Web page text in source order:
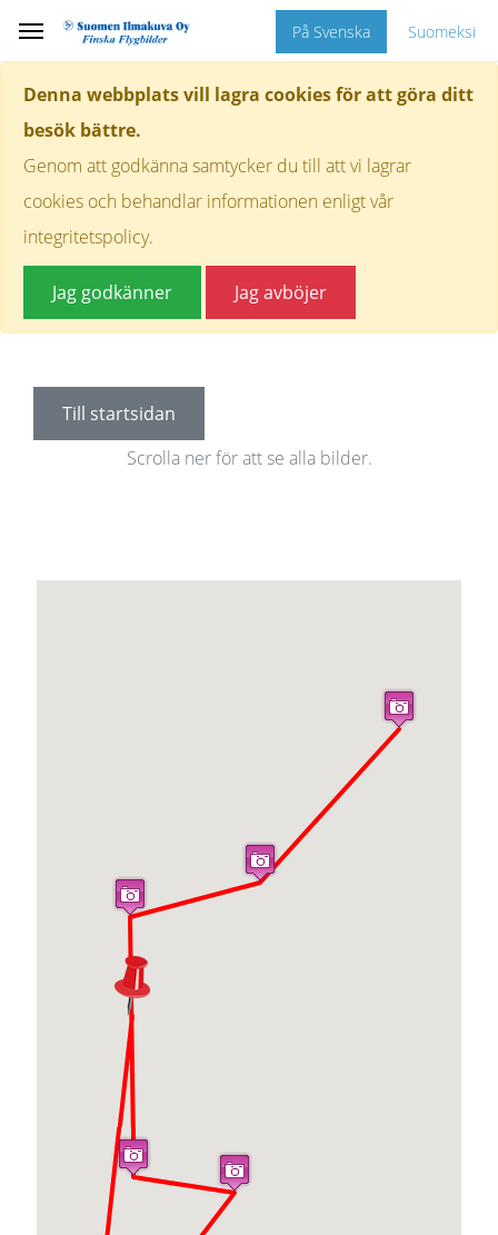
Denna webbplats vill lagra cookies för att göra ditt
besök bättre.
Genom att godkänna samtycker du till att vi lagrar
cookies och behandlar informationen enligt vår
integritetspolicy.
Jag godkänner Jag avböjer
På Svenska Suomeksi
Till startsidan
Scrolla ner för att se alla bilder.